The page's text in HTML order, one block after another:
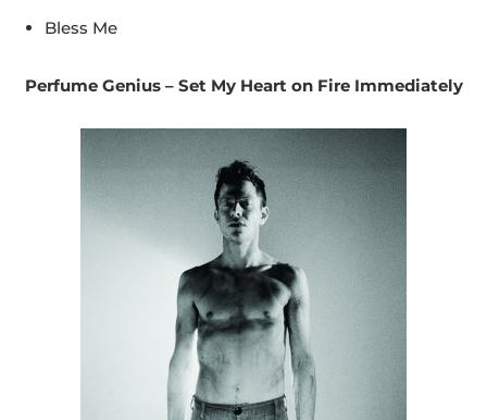
Bless Me
Perfume Genius – Set My Heart on Fire Immediately